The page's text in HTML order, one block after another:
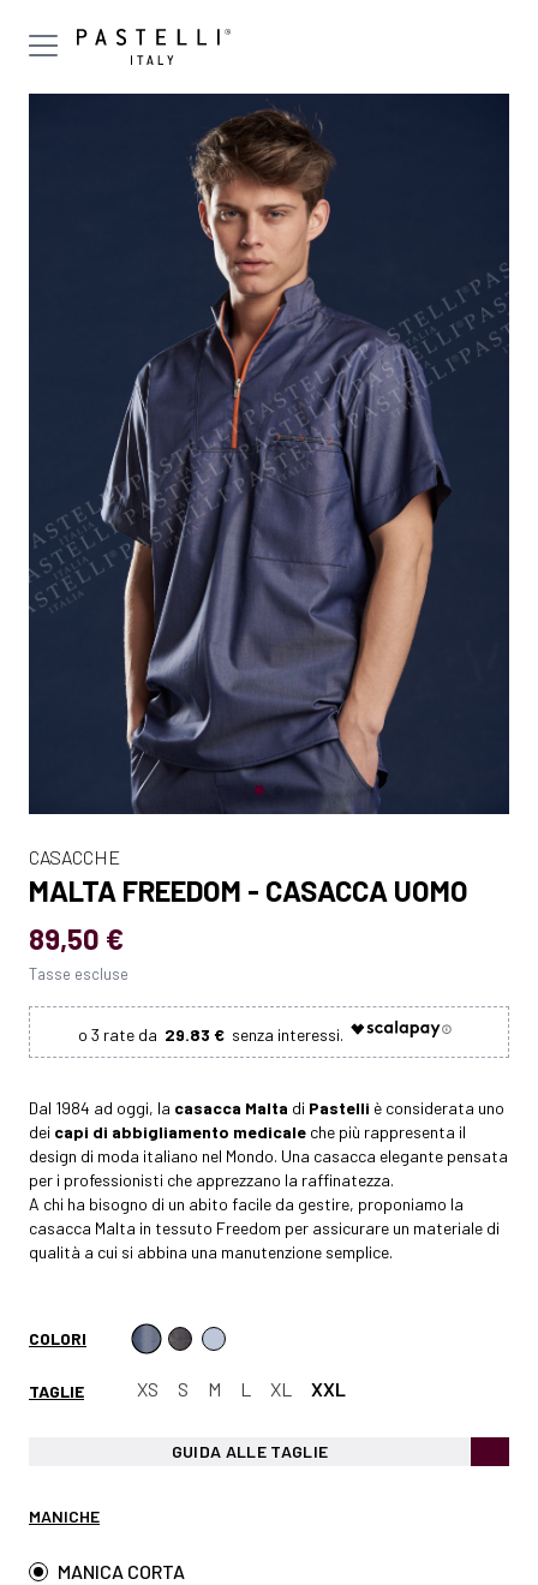
CASACCHE
MALTA FREEDOM - CASACCA UOMO
89,50 €
Tasse escluse
29.83 €
Dal 1984 ad oggi, la casacca Malta di Pastelli è considerata uno
dei capi di abbigliamento medicale che più rappresenta il
design di moda italiano nel Mondo. Una casacca elegante pensata
per i professionisti che apprezzano la raffinatezza.
A chi ha bisogno di un abito facile da gestire, proponiamo la
casacca Malta in tessuto Freedom per assicurare un materiale di
qualità a cui si abbina una manutenzione semplice.
COLORI
TAGLIE XS S M L XL XXL
GUIDA ALLE TAGLIE
MANICHE
MANICA CORTA